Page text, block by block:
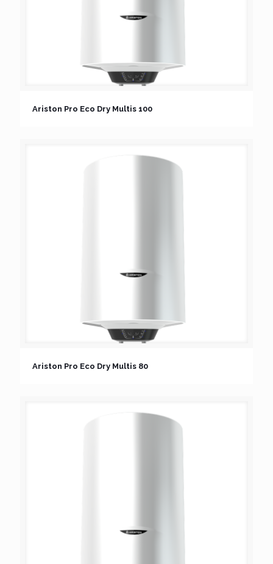
Ariston Pro Eco Dry Multis 100
Ariston Pro Eco Dry Multis 80